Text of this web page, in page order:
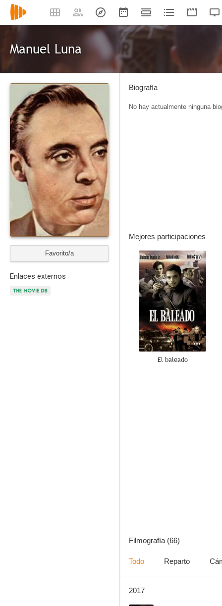
Manuel Luna
Favorito/a
Enlaces externos
Biografía
No hay actualmente ninguna
Mejores participaciones
10
El baleado
Un caballero andaluz
Filmografía (66)
Todo Reparto
2017